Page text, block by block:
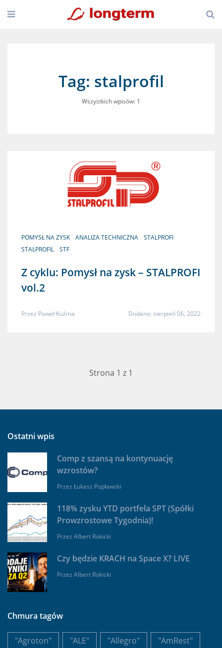
Tag: stalprofil
Wszystkich wpisów: 1
POMYSŁ NA ZYSK ANALIZA TECHNICZNA
STALPROFI
STALPROFIL
STF
Z cyklu: Pomysł na zysk – STALPROFI
vol.2
Przez Paweł Kuźma Dodano: sierpień 06, 2022
Strona 1 z 1
Ostatni wpis
Comp z szansą na kontynuację
wzrostów?
Przez Łukasz Popławski
118% zysku YTD portfela SPT (Spółki
Prowzrostowe Tygodnia)!
Przez Albert Rokicki
Czy będzie KRACH na Space X? LIVE
Przez Albert Rokicki
Chmura tagów
"Agroton" "ALE" "Allegro"
"AmRest"